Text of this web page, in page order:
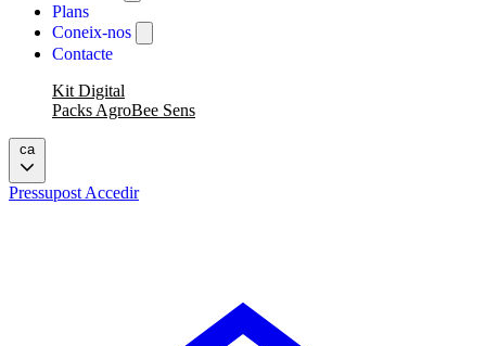
Plans
Coneix-nos
Contacte
Kit Digital
Packs AgroBee Sens
ca
Pressupost Accedir